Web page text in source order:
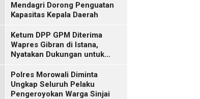
Mendagri Dorong Penguatan
Kapasitas Kepala Daerah
Ketum DPP GPM Diterima
Wapres Gibran di Istana,
Nyatakan Dukungan untuk
Polres Morowali Diminta
Ungkap Seluruh Pelaku
Pengeroyokan Warga Sinjai